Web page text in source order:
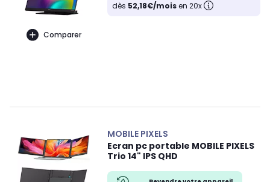
Comparer
dès 52,18€/moisen 20x
MOBILE PIXELS
Ecran pc portable MOBILE PIXELS
Trio 14" IPS QHD